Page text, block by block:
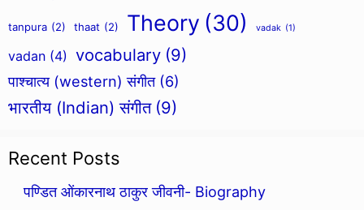
tanpura (2) thaat (2) Theory (30) vadak (1)
vadan (4) vocabulary (9)
पाश्चात्य (western) संगीत (6)
भारतीय (Indian) संगीत (9)
Recent Posts
पण्डित ओंकारनाथ ठाकुर जीवनी- Biography